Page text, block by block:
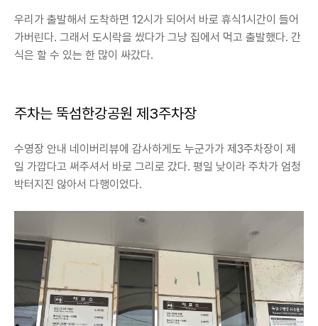
우리가 출발해서 도착하면 12시가 되어서 바로 휴식1시간이 들어
가버린다. 그래서 도시락을 쌌다가 그냥 집에서 먹고 출발했다. 간
식은 할 수 있는 한 많이 싸갔다.
주차는 뚝섬한강공원 제3주차장
수영장 안내 네이버리뷰에 감사하게도 누군가가 제3주차장이 제
일 가깝다고 써주셔서 바로 그리로 갔다. 평일 낮이라 주차가 엄청
박터지진 않아서 다행이었다.